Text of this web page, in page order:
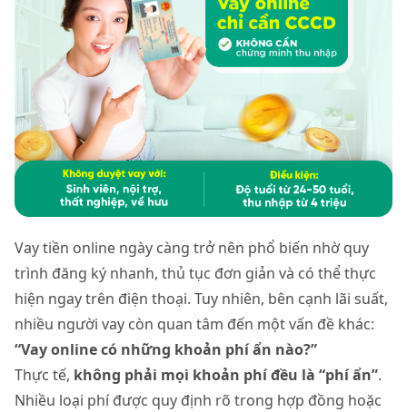
Vay tiền online ngày càng trở nên phổ biến nhờ quy
trình đăng ký nhanh, thủ tục đơn giản và có thể thực
hiện ngay trên điện thoại. Tuy nhiên, bên cạnh lãi suất,
nhiều người vay còn quan tâm đến một vấn đề khác:
“Vay online có những khoản phí ẩn nào?”
Thực tế, không phải mọi khoản phí đều là “phí ẩn”.
Nhiều loại phí được quy định rõ trong hợp đồng hoặc